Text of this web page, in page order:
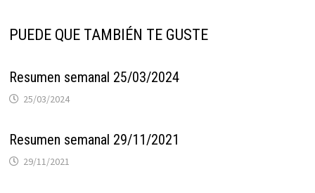
PUEDE QUE TAMBIÉN TE GUSTE
Resumen semanal 25/03/2024
25/03/2024
Resumen semanal 29/11/2021
29/11/2021